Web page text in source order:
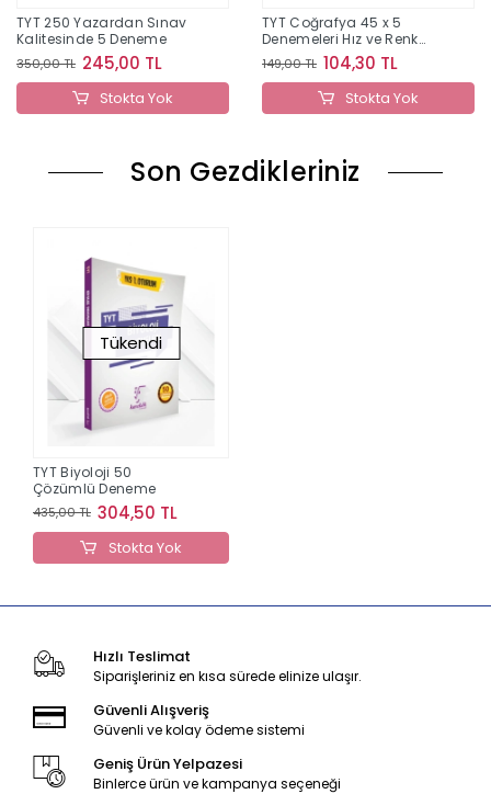
TYT 250 Yazardan Sınav
Kalitesinde 5 Deneme
350,00 TL 245,00 TL
Stokta Yok
TYT Coğrafya 45 x 5
Denemeleri Hız ve Renk
Yayınları
149,00 TL 104,30 TL
Stokta Yok
Son Gezdikleriniz
Tükendi
TYT Biyoloji 50
Çözümlü Deneme
435,00 TL 304,50 TL
Stokta Yok
Hızlı Teslimat
Siparişleriniz en kısa sürede elinize ulaşır.
Güvenli Alışveriş
Güvenli ve kolay ödeme sistemi
Geniş Ürün Yelpazesi
Binlerce ürün ve kampanya seçeneği